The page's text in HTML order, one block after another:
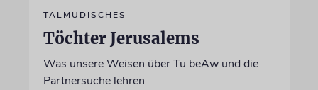
TALMUDISCHES
Töchter Jerusalems
Was unsere Weisen über Tu beAw und die
Partnersuche lehren